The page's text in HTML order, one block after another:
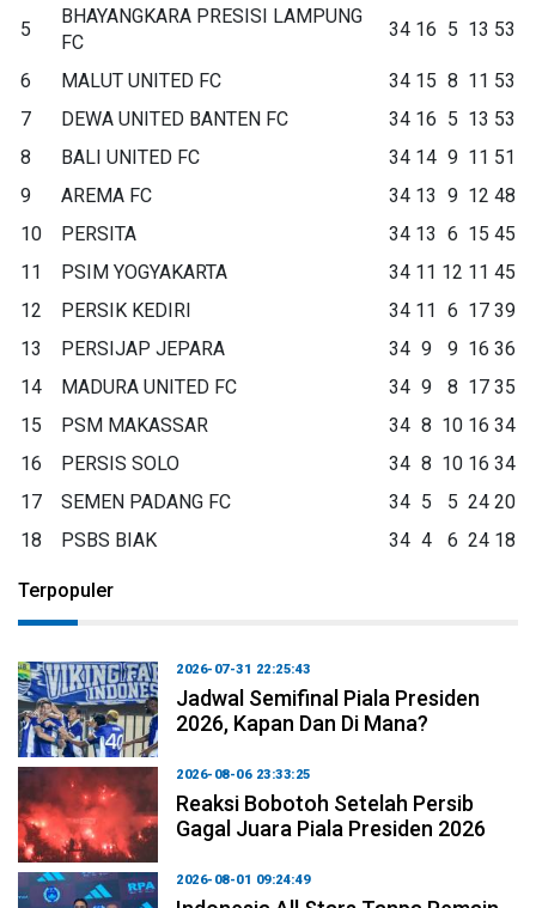
5
BHAYANGKARA PRESISI LAMPUNG
FC
34 16 5 13 53
6 MALUT UNITED FC 34 15 8 11 53
7
DEWA UNITED BANTEN FC 34 16 5 13 53
8
BALI UNITED FC 34 14 9 11 51
9
AREMA FC 34 13 9 12 48
10
PERSITA 34 13 6 15 45
11
PSIM YOGYAKARTA 34 11 12 11 45
12
PERSIK KEDIRI 34 11 6 17 39
13
PERSIJAP JEPARA 34 9 9 16 36
14
MADURA UNITED FC 34 9 8 17 35
15
PSM MAKASSAR 34 8 10 16 34
16
PERSIS SOLO 34 8 10 16 34
17
SEMEN PADANG FC 34 5 5 24 20
18
PSBS BIAK 34 4 6 24 18
Terpopuler
2026-07-31 22:25:43
Jadwal Semifinal Piala Presiden
2026, Kapan Dan Di Mana?
2026-08-06 23:33:25
Reaksi Bobotoh Setelah Persib
Gagal Juara Piala Presiden 2026
2026-08-01 09:24:49